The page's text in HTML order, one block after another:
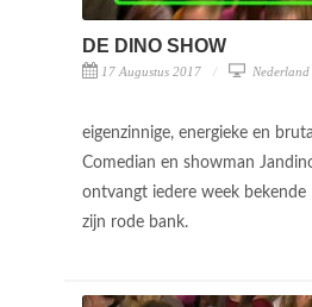
DE DINO SHOW
17 Augustus 2017 Nederland
eigenzinnige, energieke en
Comedian en showman
ontvangt iedere week bekende
zijn rode bank.